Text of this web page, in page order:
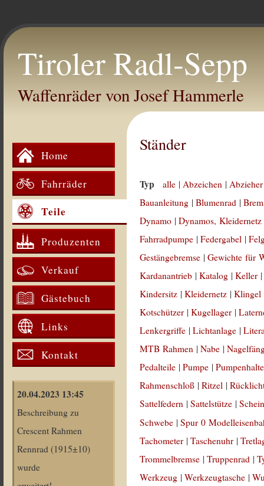
Tiroler Radl-Sepp
Waffenräder von Josef Hammerle
Home
Fahrräder
Teile
Produzenten
Verkauf
Gästebuch
Links
Kontakt
20.04.2023 13:45
Beschreibung zu
Crescent Rahmen
Rennrad (1915±10)
wurde
Ständer
Typ alle |Abzeichen |
Bauanleitung |Blumenrad |
Dynamo |Dynamos, Kleidernetz
Fahrradpumpe |Federgabel |
Gestängebremse |Gewichte für
Kardanantrieb |Katalog |Keller
Kindersitz |Kleidernetz |Klingel
Kotschützer |Kugellager |
Lenkergriffe |Lichtanlage |
MTB Rahmen |Nabe |
Pedalteile |Pumpe |
Rahmenschloß |Ritzel |
Sattelfedern |Sattelstütze |
Schwebe |Spur 0
Tachometer |Taschenuhr |
Trommelbremse |Truppenrad |
Werkzeug |Werkzeugtasche |